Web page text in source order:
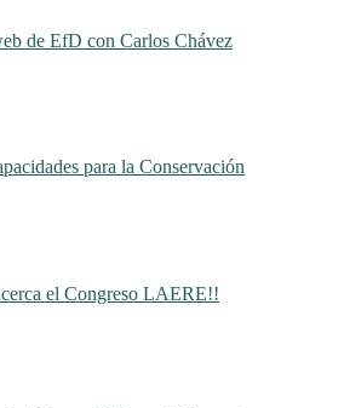
de EfD con Carlos Chávez
para la Conservación
el Congreso LAERE!!